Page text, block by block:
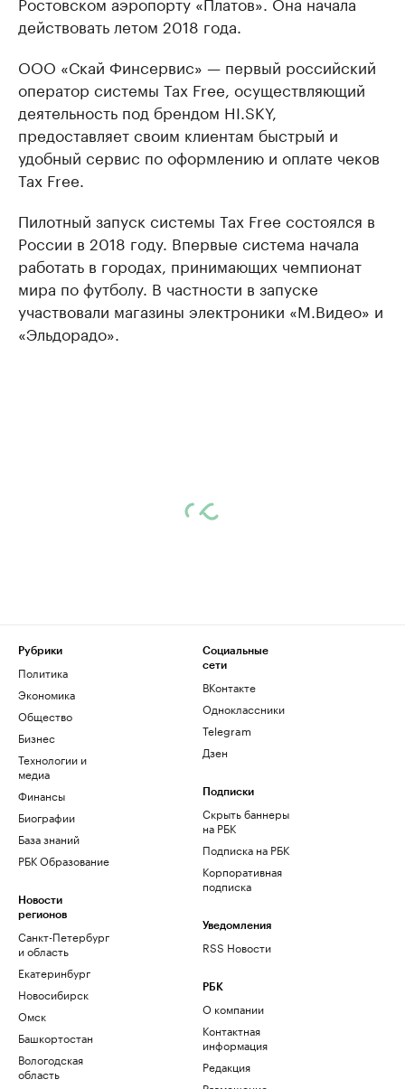
действовать летом 2018 года.
ООО «Скай Финсервис» — первый российский
оператор системы Tax Free, осуществляющий
деятельность под брендом HI.SKY,
предоставляет своим клиентам быстрый и
удобный сервис по оформлению и оплате чеков
Tax Free.
Пилотный запуск системы Tax Free состоялся в
России в 2018 году. Впервые система начала
работать в городах, принимающих чемпионат
мира по футболу. В частности в запуске
участвовали магазины электроники «М.Видео» и
«Эльдорадо».
Рубрики
Политика
Экономика
Общество
Бизнес
Технологии и
медиа
Финансы
Биографии
База знаний
РБК Образование
Новости
регионов
Санкт-Петербург
и область
Екатеринбург
Новосибирск
Омск
Башкортостан
Вологодская
область
Социальные
сети
ВКонтакте
Одноклассники
Telegram
Дзен
Подписки
Скрыть баннеры
на РБК
Подписка на РБК
Корпоративная
подписка
Уведомления
RSS Новости
РБК
О компании
Контактная
информация
Редакция